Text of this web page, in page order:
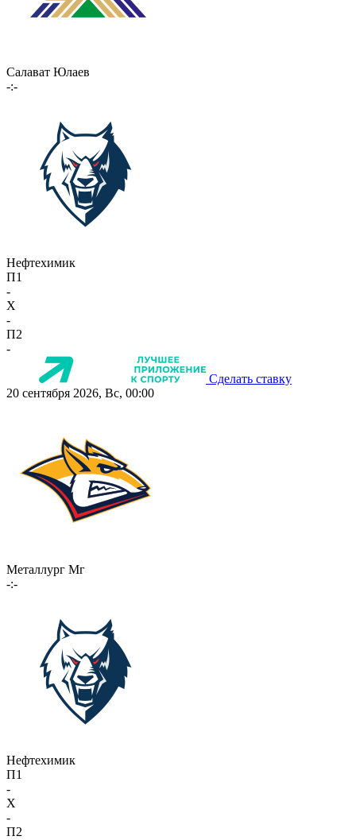
Салават Юлаев
-:-
Нефтехимик
П1
-
X
-
П2
-
Сделать ставку
20 сентября 2026, Вс, 00:00
Металлург Мг
-:-
Нефтехимик
П1
-
X
-
П2